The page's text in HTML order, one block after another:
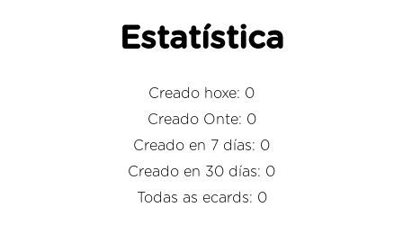
Estatística
Creado hoxe: 0
Creado Onte: 0
Creado en 7 días: 0
Creado en 30 días: 0
Todas as ecards: 0